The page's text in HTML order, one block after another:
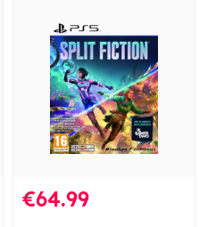
€64.99